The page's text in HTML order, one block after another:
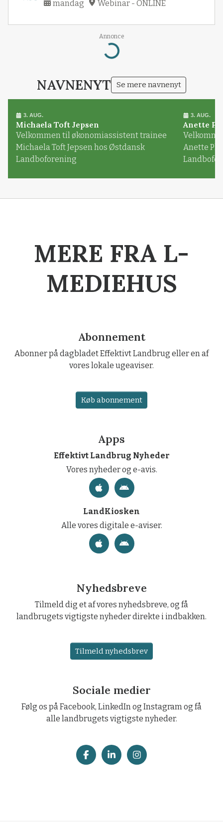
mandag Webinar - ONLINE
Annonce
Loading...
NAVNENYT Se mere navnenyt
3. AUG.
Michaela Toft Jepsen
Velkommen til økonomiassistent trainee
Michaela Toft Jepsen hos Østdansk
Landboforening
3. AUG.
Anette
Anette
MERE FRA L-
MEDIEHUS
Abonnement
Abonner på dagbladet Effektivt Landbrug eller en af
vores lokale ugeaviser.
Køb abonnement
Apps
Effektivt Landbrug Nyheder
Vores nyheder og e-avis.
LandKiosken
Alle vores digitale e-aviser.
Nyhedsbreve
Tilmeld dig et af vores nyhedsbreve, og få
landbrugets vigtigste nyheder direkte i indbakken.
Tilmeld nyhedsbrev
Sociale medier
Følg os på Facebook, LinkedIn og Instagram og få
alle landbrugets vigtigste nyheder.